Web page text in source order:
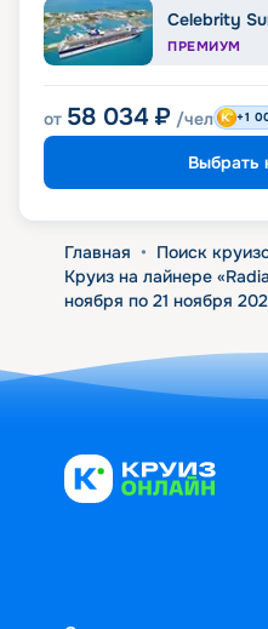
Celebrity
ПРЕМИУМ
от 58 034 ₽ /чел +1
Выбрать
Главная • Поиск
Круиз на лайнере
ноября по 21 ноября